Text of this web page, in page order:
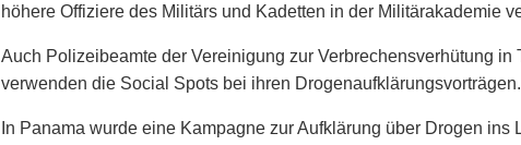
höhere Offiziere des Militärs und Kadetten in der Militärakademie
Auch Polizeibeamte der Vereinigung zur Verbrechensverhütung in
verwenden die Social Spots bei ihren Drogenaufklärungsvorträgen.
In Panama wurde eine Kampagne zur Aufklärung über Drogen ins